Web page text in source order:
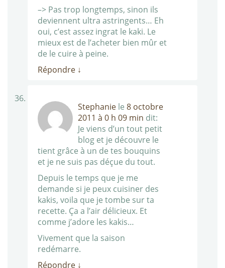
–> Pas trop longtemps, sinon ils
deviennent ultra astringents… Eh
oui, c’est assez ingrat le kaki. Le
mieux est de l’acheter bien mûr et
de le cuire à peine.
Répondre ↓
Stephanie le 8 octobre
2011 à 0 h 09 min dit:
Je viens d’un tout petit
blog et je découvre le
tient grâce à un de tes bouquins
et je ne suis pas déçue du tout.
Depuis le temps que je me
demande si je peux cuisiner des
kakis, voila que je tombe sur ta
recette. Ça a l’air délicieux. Et
comme j’adore les kakis…
Vivement que la saison
redémarre.
Répondre ↓